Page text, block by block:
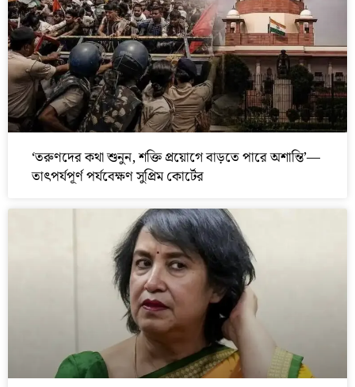
‘তরুণদের কথা শুনুন, শক্তি প্রয়োগে বাড়তে পারে অশান্তি’—
তাৎপর্যপূর্ণ পর্যবেক্ষণ সুপ্রিম কোর্টের